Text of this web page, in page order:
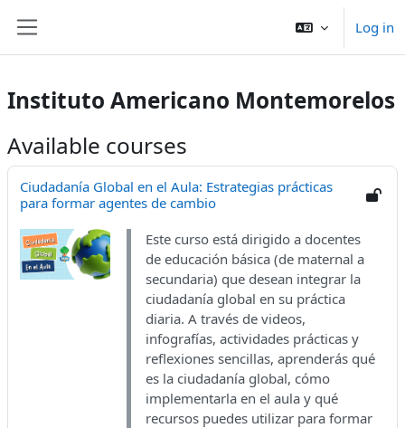
Log in
Instituto Americano Montemorelos
Available courses
Ciudadanía Global en el Aula: Estrategias prácticas
para formar agentes de cambio
Este curso está dirigido a docentes
de educación básica (de maternal a
secundaria) que desean integrar la
ciudadanía global en su práctica
diaria. A través de videos,
infografías, actividades prácticas y
reflexiones sencillas, aprenderás qué
es la ciudadanía global, cómo
implementarla en el aula y qué
recursos puedes utilizar para formar